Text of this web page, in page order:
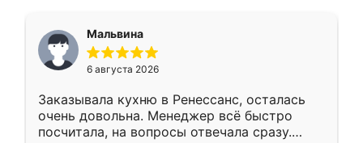
Мальвина
6 августа 2026
Заказывала кухню в Ренессанс, осталась
очень довольна. Менеджер всё быстро
посчитала, на вопросы отвечала сразу.